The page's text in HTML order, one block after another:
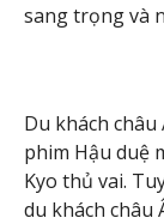
sang trọng và
Du khách
phim Hậu duệ
Kyo thủ vai.
du khách châu